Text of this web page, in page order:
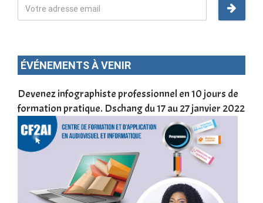
ÉVÉNEMENTS À VENIR
Devenez infographiste professionnel en 10 jours de
formation pratique. Dschang du 17 au 27 janvier 2022